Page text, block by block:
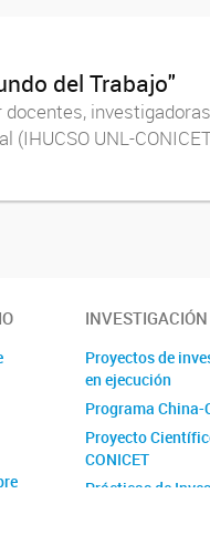
del Trabajo"
UNL-
INVESTIGACIÓN
Proyectos de
en ejecución
Programa China-
Proyecto
CONICET
Prácticas de